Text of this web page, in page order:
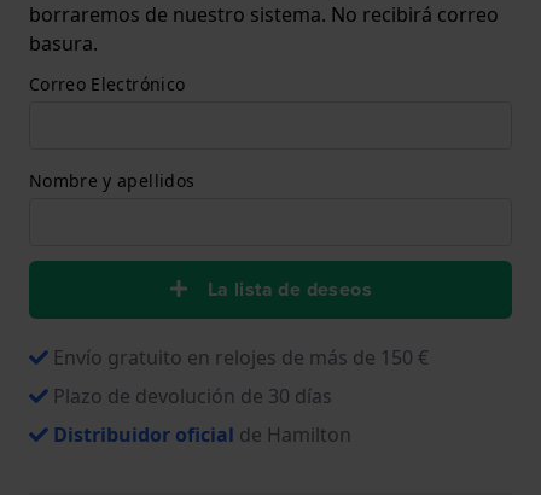
borraremos de nuestro sistema. No recibirá correo
basura.
Correo Electrónico
Nombre y apellidos
La lista de deseos
Envío gratuito en relojes de más de 150 €
Plazo de devolución de 30 días
Distribuidor oficial de Hamilton